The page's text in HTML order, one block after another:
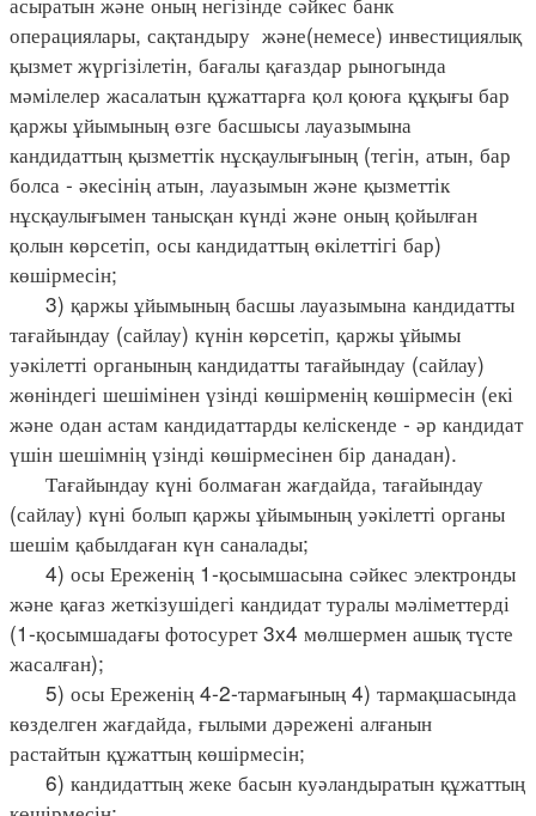
операциялары, сақтандыру және(немесе) инвестициялық
қызмет жүргізілетін, бағалы қағаздар рыногында
мәмілелер жасалатын құжаттарға қол қоюға құқығы бар
қаржы ұйымының өзге басшысы лауазымына
кандидаттың қызметтік нұсқаулығының (тегін, атын, бар
болса - әкесінің атын, лауазымын және қызметтік
нұсқаулығымен танысқан күнді және оның қойылған
қолын көрсетіп, осы кандидаттың өкілеттігі бар)
көшірмесін;
3) қаржы ұйымының басшы лауазымына кандидатты
тағайындау (сайлау) күнін көрсетіп, қаржы ұйымы
уәкілетті органының кандидатты тағайындау (сайлау)
жөніндегі шешімінен үзінді көшірменің көшірмесін (екі
және одан астам кандидаттарды келіскенде - әр кандидат
үшін шешімнің үзінді көшірмесінен бір данадан).
Тағайындау күні болмаған жағдайда, тағайындау
(сайлау) күні болып қаржы ұйымының уәкілетті органы
шешім қабылдаған күн саналады;
4) осы Ереженің 1-қосымшасына сәйкес электронды
және қағаз жеткізушідегі кандидат туралы мәліметтерді
(1-қосымшадағы фотосурет 3x4 мөлшермен ашық түсте
жасалған);
5) осы Ереженің 4-2-тармағының 4) тармақшасында
көзделген жағдайда, ғылыми дәрежені алғанын
растайтын құжаттың көшірмесін;
6) кандидаттың жеке басын куәландыратын құжаттың